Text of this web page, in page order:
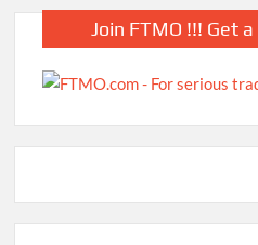
Join FTMO !!! Get